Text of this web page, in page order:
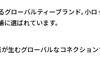
グローバルティーブランド。小
選ばれています。
生むグローバルなコネクション